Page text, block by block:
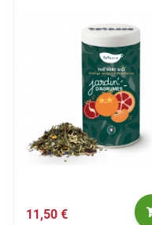
11,50 €